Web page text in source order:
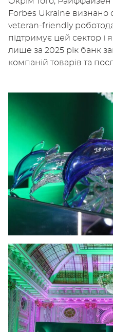
Forbes Ukraine визнано
veteran-friendly
підтримує цей сектор і
лише за 2025 рік банк
компаній товарів та